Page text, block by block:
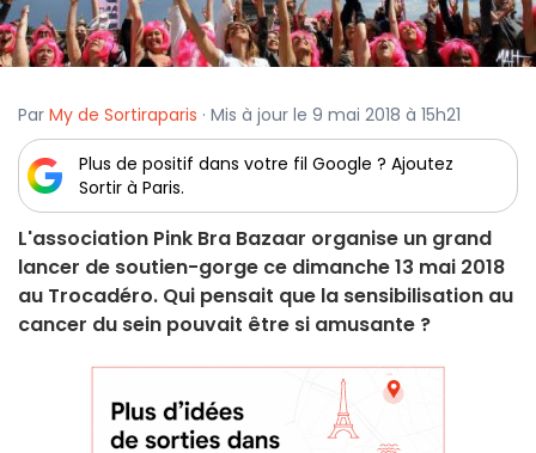
Par My de Sortiraparis · Mis à jour le 9 mai 2018 à 15h21
Plus de positif dans votre fil Google ? Ajoutez
Sortir à Paris.
L'association Pink Bra Bazaar organise un grand
lancer de soutien-gorge ce dimanche 13 mai 2018
au Trocadéro. Qui pensait que la sensibilisation au
cancer du sein pouvait être si amusante ?